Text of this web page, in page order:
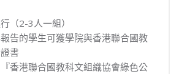
（2-3人一組）
告的學生可獲學院與香港聯合國教
書
香港聯合國教科文組織協會綠色公